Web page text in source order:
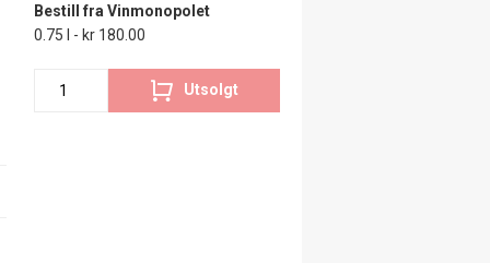
Bestill fra Vinmonopolet
0.75 l - kr 180.00
Utsolgt